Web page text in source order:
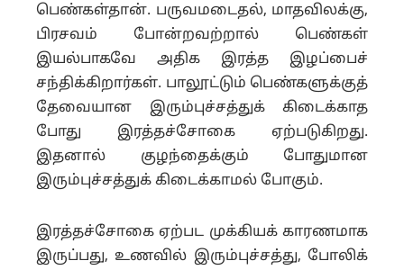
பெண்கள்தான். பருவமடைதல், மாதவிலக்கு,
பிரசவம் போன்றவற்றால் பெண்கள்
இயல்பாகவே அதிக இரத்த இழப்பைச்
சந்திக்கிறார்கள். பாலூட்டும் பெண்களுக்குத்
தேவையான இரும்புச்சத்துக் கிடைக்காத
போது இரத்தச்சோகை ஏற்படுகிறது.
இதனால் குழந்தைக்கும் போதுமான
இரும்புச்சத்துக் கிடைக்காமல் போகும்.
இரத்தச்சோகை ஏற்பட முக்கியக் காரணமாக
இருப்பது, உணவில் இரும்புச்சத்து, போலிக்